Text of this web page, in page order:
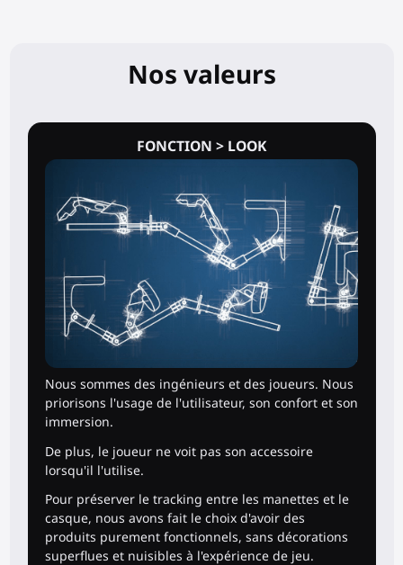
Nos valeurs
FONCTION > LOOK
Nous sommes des ingénieurs et des joueurs. Nous
priorisons l'usage de l'utilisateur, son confort et son
immersion.
De plus, le joueur ne voit pas son accessoire
lorsqu'il l'utilise.
Pour préserver le tracking entre les manettes et le
casque, nous avons fait le choix d'avoir des
produits purement fonctionnels, sans décorations
superflues et nuisibles à l'expérience de jeu.